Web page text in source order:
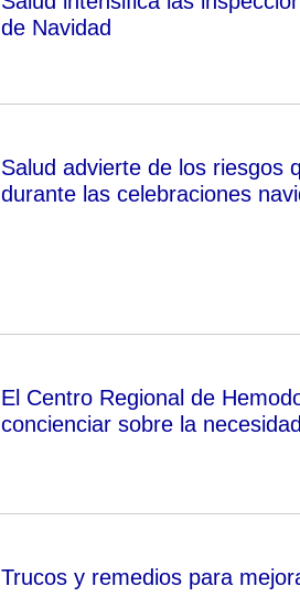
de Navidad
Salud advierte de los riesgos
durante las celebraciones
El Centro Regional de
concienciar sobre la
Trucos y remedios para